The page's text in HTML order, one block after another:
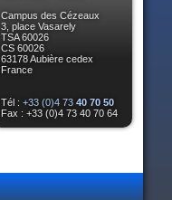
Campus des Cézeaux
3, place Vasarely
TSA 60026
CS 60026
63178 Aubière cedex
France
Tél : +33 (0)4 73 40 70 50
Fax : +33 (0)4 73 40 70 64